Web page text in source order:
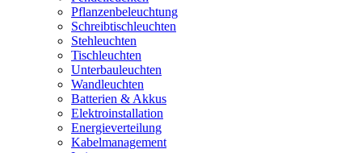
Pflanzenbeleuchtung
Schreibtischleuchten
Stehleuchten
Tischleuchten
Unterbauleuchten
Wandleuchten
Batterien & Akkus
Elektroinstallation
Energieverteilung
Kabelmanagement